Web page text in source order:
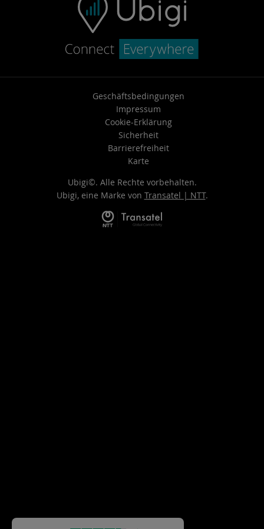
Geschäftsbedingungen
Impressum
Cookie-Erklärung
Sicherheit
Barrierefreiheit
Karte
Ubigi©. Alle Rechte vorbehalten.
Ubigi, eine Marke von Transatel | NTT.